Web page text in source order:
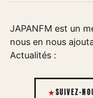
JAPANFM est un
nous en nous
Actualités :
SUIVEZ-